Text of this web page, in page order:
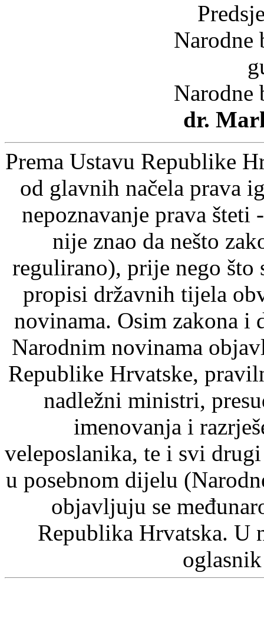
Narodne
Narodne
dr.
Prema Ustavu Republike
od glavnih načela prava
nepoznavanje prava šteti
nije znao da nešto
regulirano), prije nego što
propisi državnih tijela
novinama. Osim zakona i
Narodnim novinama
Republike Hrvatske,
nadležni ministri,
imenovanja i
veleposlanika, te i svi
u posebnom dijelu
objavljuju se
Republika Hrvatska. U